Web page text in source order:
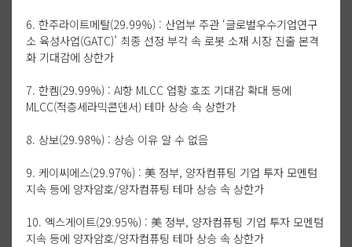
6. 한주라이트메탈(29.99%) : 산업부 주관 ‘글로벌우수기업연구
소 육성사업(GATC)’ 최종 선정 부각 속 로봇 소재 시장 진출 본격
화 기대감에 상한가
7. 한켐(29.99%) : AI향 MLCC 업황 호조 기대감 확대 등에
MLCC(적층세라믹콘덴서) 테마 상승 속 상한가
8. 상보(29.98%) : 상승 이유 알 수 없음
9. 케이씨에스(29.97%) : 美 정부, 양자컴퓨팅 기업 투자 모멘텀
지속 등에 양자암호/양자컴퓨팅 테마 상승 속 상한가
10. 엑스게이트(29.95%) : 美 정부, 양자컴퓨팅 기업 투자 모멘텀
지속 등에 양자암호/양자컴퓨팅 테마 상승 속 상한가